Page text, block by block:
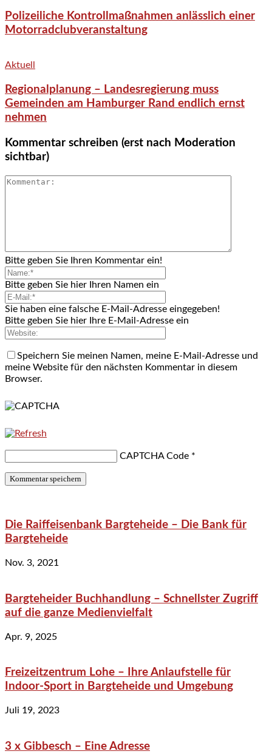
Polizeiliche Kontrollmaßnahmen anlässlich einer
Motorradclubveranstaltung
Aktuell
Regionalplanung – Landesregierung muss
Gemeinden am Hamburger Rand endlich ernst
nehmen
Kommentar schreiben (erst nach Moderation
sichtbar)
Bitte geben Sie Ihren Kommentar ein!
Bitte geben Sie hier Ihren Namen ein
Sie haben eine falsche E-Mail-Adresse eingegeben!
Bitte geben Sie hier Ihre E-Mail-Adresse ein
Speichern Sie meinen Namen, meine E-Mail-Adresse und
meine Website für den nächsten Kommentar in diesem
Browser.
CAPTCHA Code *
Die Raiffeisenbank Bargteheide – Die Bank für
Bargteheide
Nov. 3, 2021
Bargteheider Buchhandlung – Schnellster Zugriff
auf die ganze Medienvielfalt
Apr. 9, 2025
Freizeitzentrum Lohe – Ihre Anlaufstelle für
Indoor-Sport in Bargteheide und Umgebung
Juli 19, 2023
3 x Gibbesch – Eine Adresse